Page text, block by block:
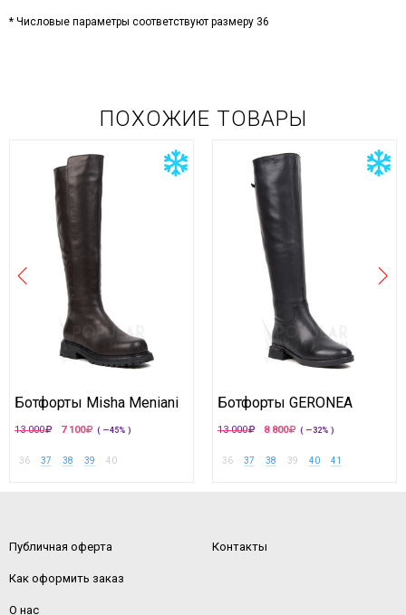
* Числовые параметры соответствуют размеру 36
ПОХОЖИЕ ТОВАРЫ
Ботфорты Misha Meniani
13 000 7 100 ( —45% )
36 37 38 39 40
Ботфорты GERONEA
13 000 8 800 ( —32% )
36 37 38 39 40 41
Публичная оферта
Как оформить заказ
О нас
Контакты